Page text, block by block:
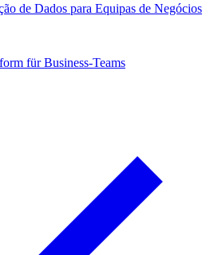
de Dados para Equipas de Negócios
für Business-Teams